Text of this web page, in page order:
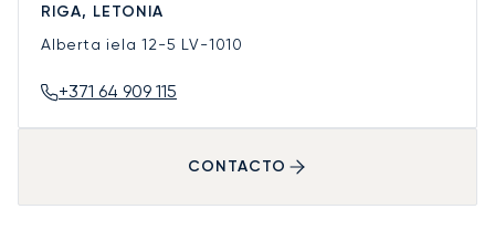
RIGA, LETONIA
Alberta iela 12-5 LV-1010
+371 64 909 115
CONTACTO